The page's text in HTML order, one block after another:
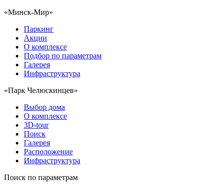
«Минск-Мир»
Паркинг
Акции
О комплексе
Подбор по параметрам
Галерея
Инфраструктура
«Парк Челюскинцев»
Выбор дома
О комплексе
3D-tour
Поиск
Галерея
Расположение
Инфраструктура
Поиск по параметрам